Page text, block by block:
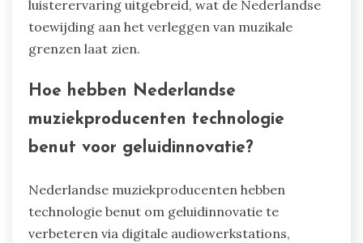
luisterervaring uitgebreid, wat de Nederlandse
toewijding aan het verleggen van muzikale
grenzen laat zien.
Hoe hebben Nederlandse
muziekproducenten technologie
benut voor geluidinnovatie?
Nederlandse muziekproducenten hebben
technologie benut om geluidinnovatie te
verbeteren via digitale audiowerkstations,